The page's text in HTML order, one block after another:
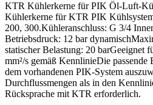
KTR Kühlerkerne für PIK Öl-Luft-
Kühlerkerne für KTR PIK
200, 300.Kühleranschluss: G 3/4
Betriebsdruck: 12 bar
statischer Belastung: 20 barGeeignet
mm²/s gemäß KennlinieDie passende
dem vorhandenen PIK-System
Durchflussmengen als in den
Rücksprache mit KTR erforderlich.